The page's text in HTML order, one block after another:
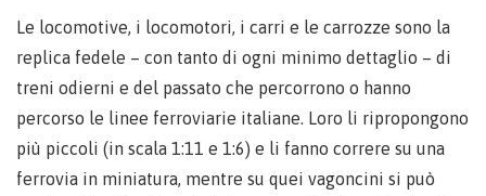
Le locomotive, i locomotori, i carri e le carrozze sono la
replica fedele – con tanto di ogni minimo dettaglio – di
treni odierni e del passato che percorrono o hanno
percorso le linee ferroviarie italiane. Loro li ripropongono
più piccoli (in scala 1:11 e 1:6) e li fanno correre su una
ferrovia in miniatura, mentre su quei vagoncini si può